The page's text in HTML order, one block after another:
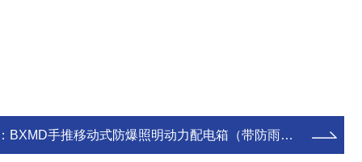
BXMD手推移动式防爆照明动力配电箱（带防雨罩IP65）